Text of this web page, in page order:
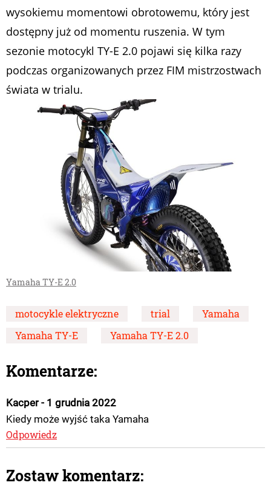
wysokiemu momentowi obrotowemu, który jest
dostępny już od momentu ruszenia. W tym
sezonie motocykl TY-E 2.0 pojawi się kilka razy
podczas organizowanych przez FIM mistrzostwach
świata w trialu.
Yamaha TY-E 2.0
motocykle elektryczne trial
Yamaha
Yamaha TY-E
Yamaha TY-E 2.0
Komentarze:
Kacper - 1 grudnia 2022
Kiedy może wyjść taka Yamaha
Odpowiedz
Zostaw komentarz: